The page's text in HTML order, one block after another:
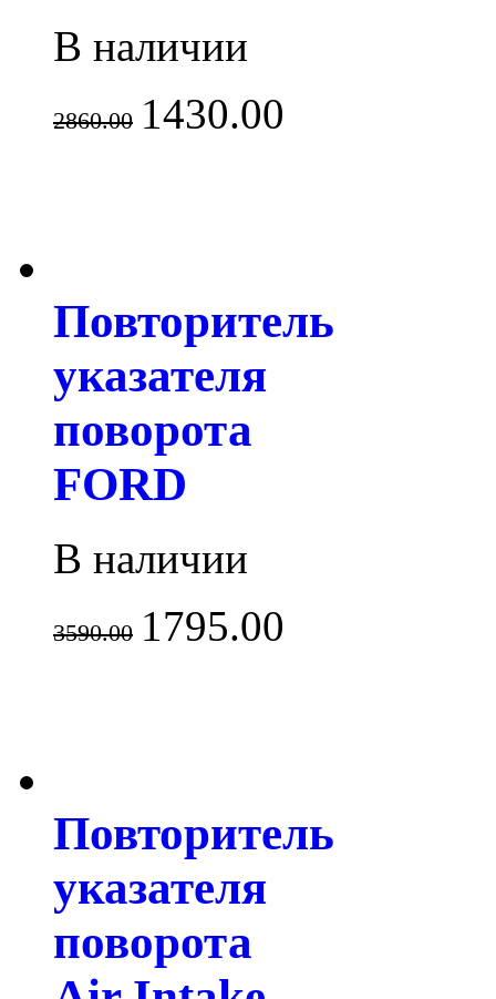
В наличии
2860.00 1430.00
Повторитель
указателя
поворота
FORD
В наличии
3590.00 1795.00
Повторитель
указателя
поворота